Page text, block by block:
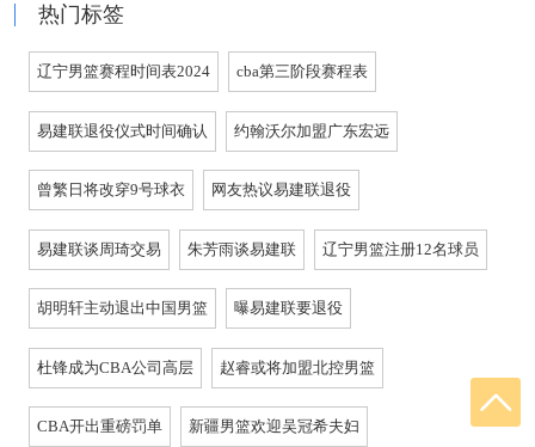
热门标签
辽宁男篮赛程时间表2024 cba第三阶段赛程表
易建联退役仪式时间确认 约翰沃尔加盟广东宏远
曾繁日将改穿9号球衣 网友热议易建联退役
易建联谈周琦交易 朱芳雨谈易建联 辽宁男篮注册12名球员
胡明轩主动退出中国男篮 曝易建联要退役
杜锋成为CBA公司高层 赵睿或将加盟北控男篮
CBA开出重磅罚单 新疆男篮欢迎吴冠希夫妇